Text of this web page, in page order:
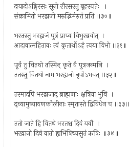
दायादोऽङ्गिरसः सूनो रौरसस्तु बृहस्पतेः ।
संक्रामितो भरद्वाजो मरुद्भिर्मरुतं प्रति ॥३०॥
भरतस्तु भरद्वाजं पुत्रं प्राप्य विभुरब्रवीत् ।
आदावात्महितायः त्वं कृतार्थोऽहं त्वया विभो ॥३१॥
पूर्वं तु वितथो तस्मिन् कृते वै पुत्रजन्मनि ।
ततस्तु वितथो नाम भरद्वाजो नृपोऽभवत् ॥३२॥
तस्मादपि भरद्वाजाद् ब्राह्मणाः क्षत्रिया भुवि ।
द्व्यामुष्यायणकौलीनाः स्मृतास्ते द्विविधेन च ॥३३॥
ततो जाते हि वितथे भरतश्च दिवं ययौ ।
भरद्वाजो दिवं यातो ह्यभिषिच्यसुतं ऋषिः ॥३४॥